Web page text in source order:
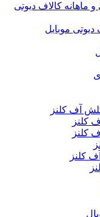
ماهانه کالاف دیوتی
موبایل
آف کلنز
کلنز
کلنز
کلنز